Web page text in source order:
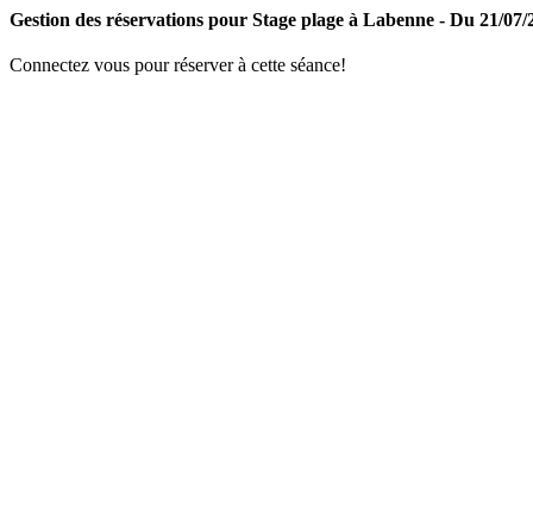
Gestion des réservations pour Stage plage à Labenne - Du 21/
Connectez vous pour réserver à cette séance!